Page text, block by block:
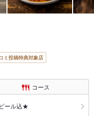
ミ投稿特典対象店
コース
ール込★